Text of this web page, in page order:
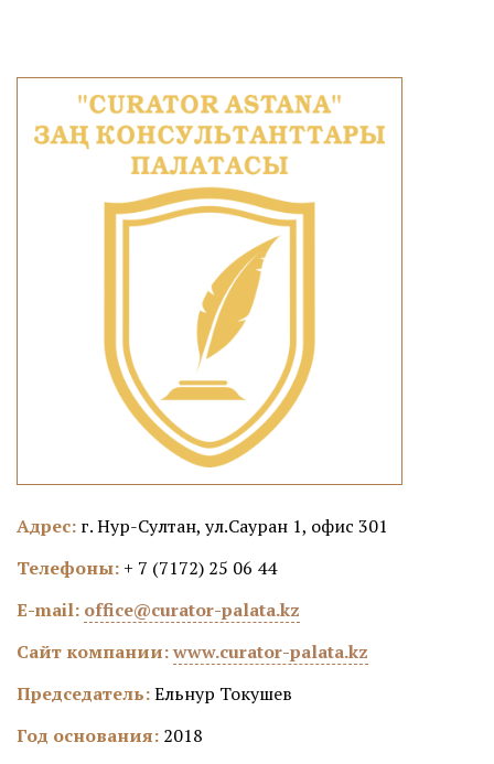
Адрес: г. Нур-Султан, ул.Сауран 1, офис 301
Телефоны: + 7 (7172) 25 06 44
E-mail: office@curator-palata.kz
Сайт компании:www.curator-palata.kz
Председатель:Ельнур Токушев
Год основания: 2018